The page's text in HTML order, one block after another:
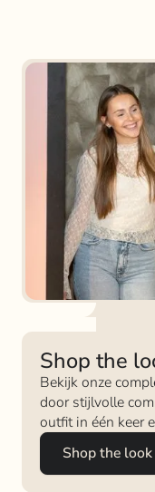
Shop the
Bekijk onze
door stijlvolle
outfit in één keer
Shop the look